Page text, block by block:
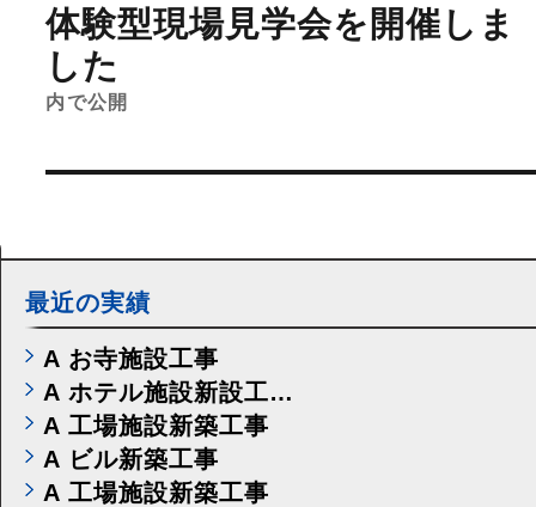
ナ
ビ
ゲ
ー
シ
ン
体験型現場見学会を開催しま
した
内で公開
最近の実績
A お寺施設工事
A ホテル施設新設工…
A 工場施設新築工事
A ビル新築工事
A 工場施設新築工事